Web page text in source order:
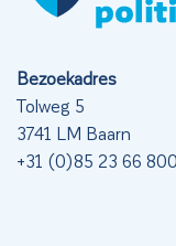
Bezoekadres
Tolweg 5
3741 LM Baarn
+31 (0)85 23 66 800